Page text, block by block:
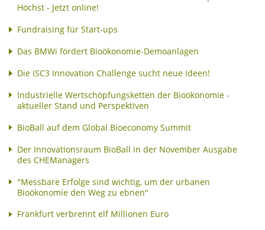
Höchst - Jetzt online!
Fundraising für Start-ups
Das BMWi fördert Bioökonomie-Demoanlagen
Die ISC3 Innovation Challenge sucht neue Ideen!
Industrielle Wertschöpfungsketten der Bioökonomie -
aktueller Stand und Perspektiven
BioBall auf dem Global Bioeconomy Summit
Der Innovationsraum BioBall in der November Ausgabe
des CHEManagers
"Messbare Erfolge sind wichtig, um der urbanen
Bioökonomie den Weg zu ebnen"
Frankfurt verbrennt elf Millionen Euro